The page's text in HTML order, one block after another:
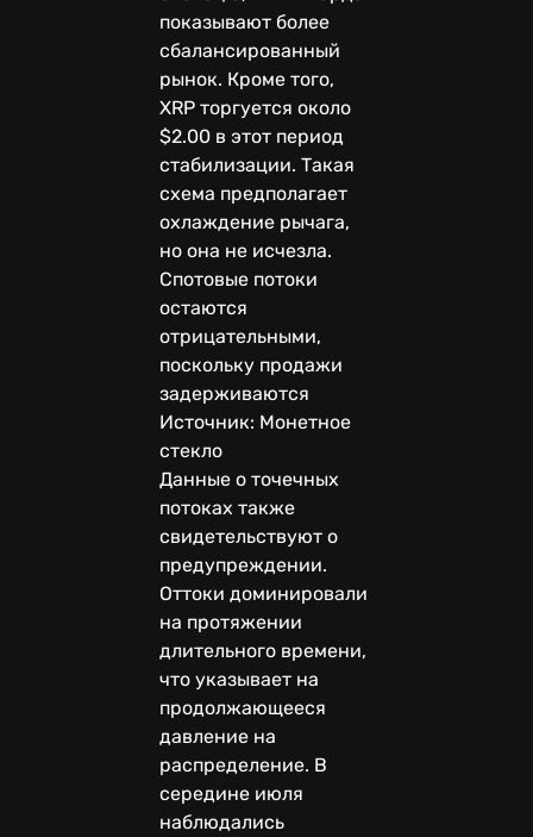
показывают более
сбалансированный
рынок. Кроме того,
XRP торгуется около
$2.00 в этот период
стабилизации. Такая
схема предполагает
охлаждение рычага,
но она не исчезла.
Спотовые потоки
остаются
отрицательными,
поскольку продажи
задерживаются
Источник: Монетное
стекло
Данные о точечных
потоках также
свидетельствуют о
предупреждении.
Оттоки доминировали
на протяжении
длительного времени,
что указывает на
продолжающееся
давление на
распределение. В
середине июля
наблюдались